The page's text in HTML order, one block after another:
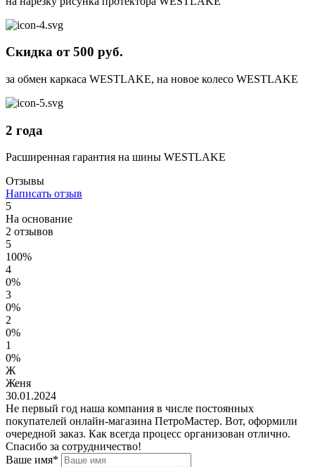
Скидка от 500 руб.
за обмен каркаса WESTLAKE, на новое колесо WESTLAKE
2 года
Расширенная гарантия на шины WESTLAKE
Отзывы
Написать отзыв
5
На основание
2 отзывов
5
100%
4
0%
3
0%
2
0%
1
0%
Ж
Женя
30.01.2024
Не первый год наша компания в числе постоянных
покупателей онлайн-магазина ПетроМастер. Вот, оформили
очередной заказ. Как всегда процесс организован отлично.
Спасибо за сотрудничество!
Ваше имя*